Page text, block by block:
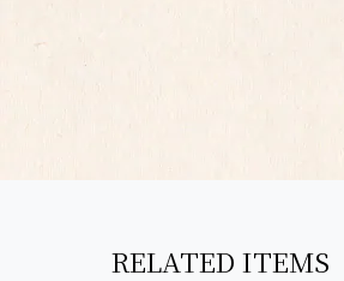
RELATED ITEMS